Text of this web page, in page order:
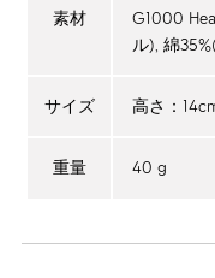
素材
G1000
ル), 綿
サイズ 高さ：
重量 40 g